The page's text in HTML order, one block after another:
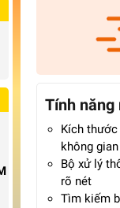
Tính năng
Kích
không gian
Bộ xử lý
rõ nét
Tìm kiếm